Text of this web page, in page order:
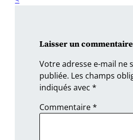
Laisser un commentaire
Votre adresse e-mail ne
publiée. Les champs
indiqués avec*
Commentaire*